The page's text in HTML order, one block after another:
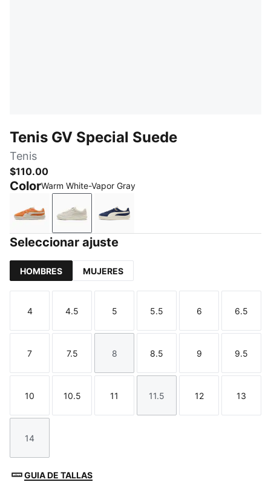
Tenis GV Special Suede
Tenis
$110.00
ColorWarm White-Vapor Gray
Maple Syrup-Frosted Ivory
Warm White-Vapor Gray
PUMA Navy-Frosted Ivory
Seleccionar ajuste
HOMBRES MUJERES
Talla
4
Talla
4.5
Talla
5
Talla
5.5
Talla
6
Talla
6.5
Talla
7
Talla
7.5
Talla
8
Talla
8.5
Talla
9
Talla
9.5
Talla
10
Talla
10.5
Talla
11
Talla
11.5
Talla
12
Talla
13
Talla
14
GUIA DE TALLAS